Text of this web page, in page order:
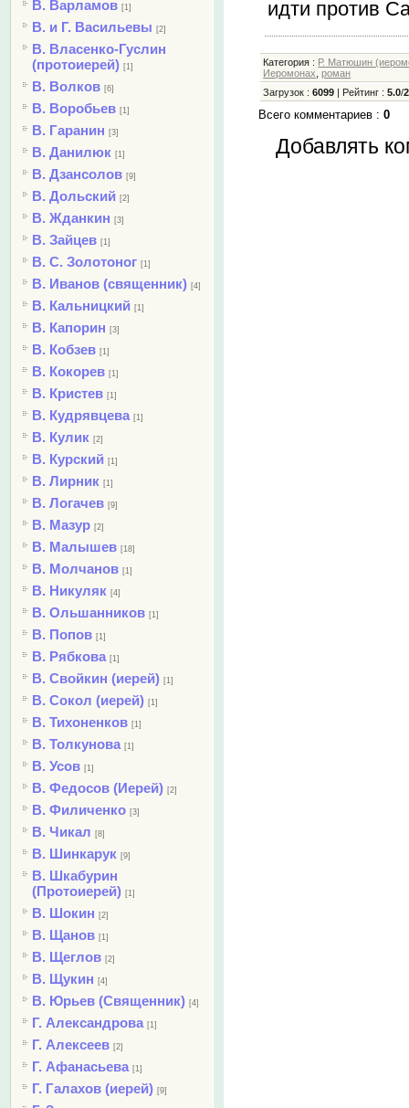
В. Варламов [1]
В. и Г. Васильевы [2]
В. Власенко-Гуслин
(протоиерей) [1]
В. Волков [6]
В. Воробьев [1]
В. Гаранин [3]
В. Данилюк [1]
В. Дзансолов [9]
В. Дольский [2]
В. Жданкин [3]
В. Зайцев [1]
В. С. Золотоног [1]
В. Иванов (священник) [4]
В. Кальницкий [1]
В. Капорин [3]
В. Кобзев [1]
В. Кокорев [1]
В. Кристев [1]
В. Кудрявцева [1]
В. Кулик [2]
В. Курский [1]
В. Лирник [1]
В. Логачев [9]
В. Мазур [2]
В. Малышев [18]
В. Молчанов [1]
В. Никуляк [4]
В. Ольшанников [1]
В. Попов [1]
В. Рябкова [1]
В. Свойкин (иерей) [1]
В. Сокол (иерей) [1]
В. Тихоненков [1]
В. Толкунова [1]
В. Усов [1]
В. Федосов (Иерей) [2]
В. Филиченко [3]
В. Чикал [8]
В. Шинкарук [9]
В. Шкабурин
(Протоиерей) [1]
В. Шокин [2]
В. Щанов [1]
В. Щеглов [2]
В. Щукин [4]
В. Юрьев (Священник) [4]
Г. Александрова [1]
Г. Алексеев [2]
Г. Афанасьева [1]
Г. Галахов (иерей) [9]
идти против
Категория : Р. Матюшин
Иеромонах ,роман
Загрузок :6099 Рейтинг :5.0/2
Всего комментариев :0
Добавлять